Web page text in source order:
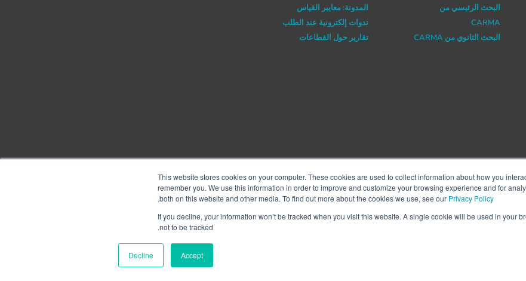
This website stores cookies on your computer. These cookies are used to collect information about how you
remember you. We use this information in order to improve and customize your browsing experience and for
both on this website and other media. To find out more about the cookies we use, see our Privacy Policy
.
If you decline, your information won’t be tracked when you visit this website. A single cookie will be used in your
not to be tracked.
Accept
Decline
البحث الرئيسي من
CARMA
البحث الثانوي من CARMA
المدونة: معايير القياس
ندوات إلكترونية عند الطلب
تقارير حول القطاعات